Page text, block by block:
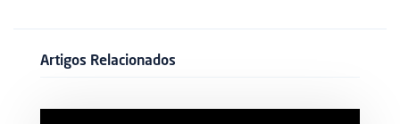
Artigos Relacionados